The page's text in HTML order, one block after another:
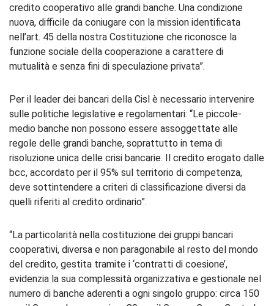
credito cooperativo alle grandi banche. Una condizione
nuova, difficile da coniugare con la mission identificata
nell’art. 45 della nostra Costituzione che riconosce la
funzione sociale della cooperazione a carattere di
mutualità e senza fini di speculazione privata”.
Per il leader dei bancari della Cisl è necessario intervenire
sulle politiche legislative e regolamentari: “Le piccole-
medio banche non possono essere assoggettate alle
regole delle grandi banche, soprattutto in tema di
risoluzione unica delle crisi bancarie. Il credito erogato dalle
bcc, accordato per il 95% sul territorio di competenza,
deve sottintendere a criteri di classificazione diversi da
quelli riferiti al credito ordinario”.
“La particolarità nella costituzione dei gruppi bancari
cooperativi, diversa e non paragonabile al resto del mondo
del credito, gestita tramite i ‘contratti di coesione’,
evidenzia la sua complessità organizzativa e gestionale nel
numero di banche aderenti a ogni singolo gruppo: circa 150